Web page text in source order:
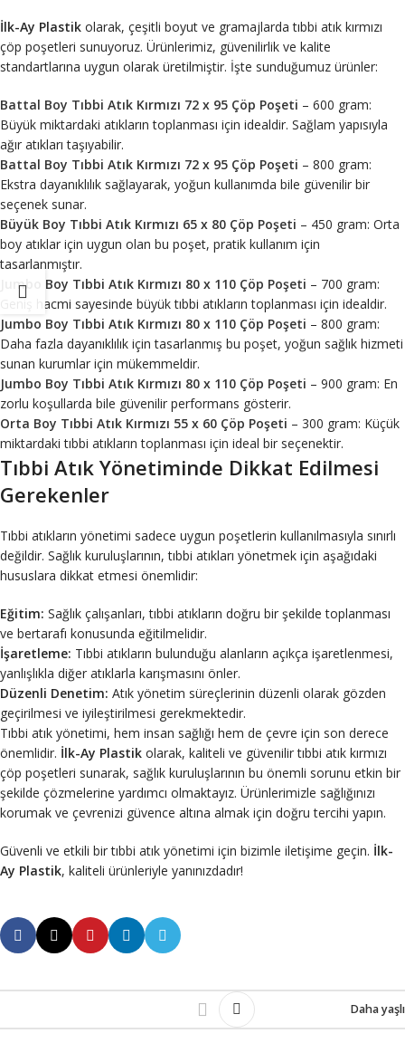
İlk-Ay Plastik olarak, çeşitli boyut ve gramajlarda tıbbi atık kırmızı
çöp poşetleri sunuyoruz. Ürünlerimiz, güvenilirlik ve kalite
standartlarına uygun olarak üretilmiştir. İşte sunduğumuz ürünler:
Battal Boy Tıbbi Atık Kırmızı 72 x 95 Çöp Poşeti – 600 gram:
Büyük miktardaki atıkların toplanması için idealdir. Sağlam yapısıyla
ağır atıkları taşıyabilir.
Battal Boy Tıbbi Atık Kırmızı 72 x 95 Çöp Poşeti – 800 gram:
Ekstra dayanıklılık sağlayarak, yoğun kullanımda bile güvenilir bir
seçenek sunar.
Büyük Boy Tıbbi Atık Kırmızı 65 x 80 Çöp Poşeti – 450 gram: Orta
boy atıklar için uygun olan bu poşet, pratik kullanım için
tasarlanmıştır.
Jumbo Boy Tıbbi Atık Kırmızı 80 x 110 Çöp Poşeti – 700 gram:
Geniş hacmi sayesinde büyük tıbbi atıkların toplanması için idealdir.
Jumbo Boy Tıbbi Atık Kırmızı 80 x 110 Çöp Poşeti – 800 gram:
Daha fazla dayanıklılık için tasarlanmış bu poşet, yoğun sağlık hizmeti
sunan kurumlar için mükemmeldir.
Jumbo Boy Tıbbi Atık Kırmızı 80 x 110 Çöp Poşeti – 900 gram: En
zorlu koşullarda bile güvenilir performans gösterir.
Orta Boy Tıbbi Atık Kırmızı 55 x 60 Çöp Poşeti – 300 gram: Küçük
miktardaki tıbbi atıkların toplanması için ideal bir seçenektir.
Tıbbi Atık Yönetiminde Dikkat Edilmesi
Gerekenler
Tıbbi atıkların yönetimi sadece uygun poşetlerin kullanılmasıyla sınırlı
değildir. Sağlık kuruluşlarının, tıbbi atıkları yönetmek için aşağıdaki
hususlara dikkat etmesi önemlidir:
Eğitim: Sağlık çalışanları, tıbbi atıkların doğru bir şekilde toplanması
ve bertarafı konusunda eğitilmelidir.
İşaretleme: Tıbbi atıkların bulunduğu alanların açıkça işaretlenmesi,
yanlışlıkla diğer atıklarla karışmasını önler.
Düzenli Denetim: Atık yönetim süreçlerinin düzenli olarak gözden
geçirilmesi ve iyileştirilmesi gerekmektedir.
Tıbbi atık yönetimi, hem insan sağlığı hem de çevre için son derece
önemlidir. İlk-Ay Plastik olarak, kaliteli ve güvenilir tıbbi atık kırmızı
çöp poşetleri sunarak, sağlık kuruluşlarının bu önemli sorunu etkin bir
şekilde çözmelerine yardımcı olmaktayız. Ürünlerimizle sağlığınızı
korumak ve çevrenizi güvence altına almak için doğru tercihi yapın.
Güvenli ve etkili bir tıbbi atık yönetimi için bizimle iletişime geçin. İlk-
Ay Plastik, kaliteli ürünleriyle yanınızdadır!
Daha yaşlı